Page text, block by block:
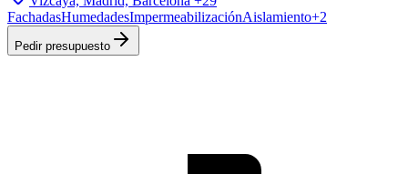
FachadasHumedadesImpermeabilizaciónAislamiento+2
Pedir presupuesto